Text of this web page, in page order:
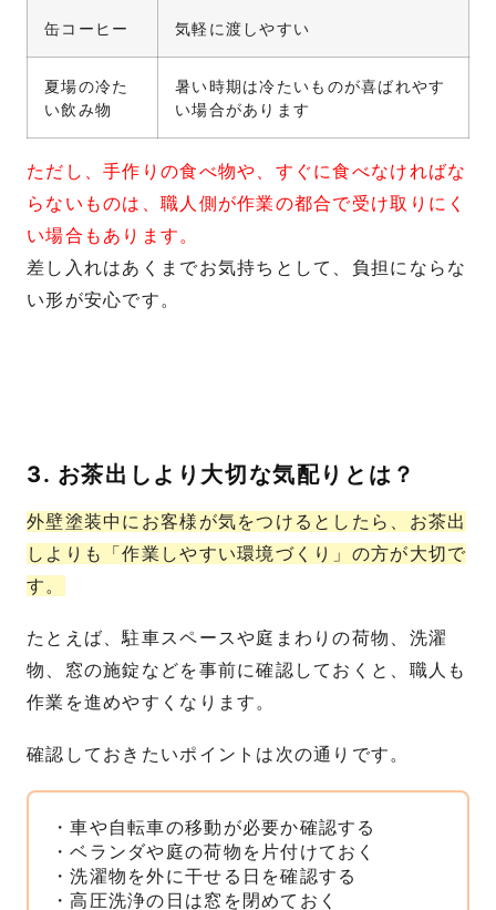
缶コーヒー 気軽に渡しやすい
夏場の冷た
い飲み物
暑い時期は冷たいものが喜ばれやす
い場合があります
ただし、手作りの食べ物や、すぐに食べなければな
らないものは、職人側が作業の都合で受け取りにく
い場合もあります。
差し入れはあくまでお気持ちとして、負担にならな
い形が安心です。
3. お茶出しより大切な気配りとは？
外壁塗装中にお客様が気をつけるとしたら、お茶出
しよりも「作業しやすい環境づくり」の方が大切で
す。
たとえば、駐車スペースや庭まわりの荷物、洗濯
物、窓の施錠などを事前に確認しておくと、職人も
作業を進めやすくなります。
確認しておきたいポイントは次の通りです。
・車や自転車の移動が必要か確認する
・ベランダや庭の荷物を片付けておく
・洗濯物を外に干せる日を確認する
・高圧洗浄の日は窓を閉めておく